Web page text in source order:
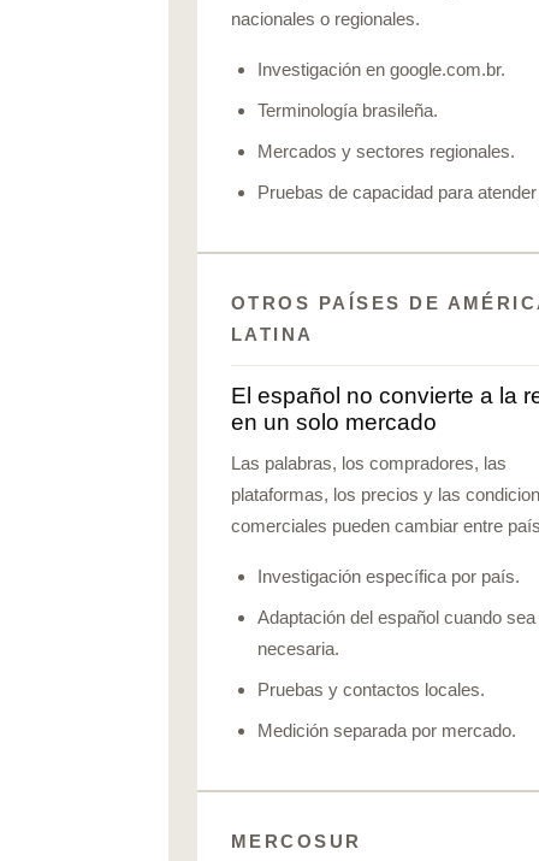
nacionales o regionales.
Investigación en google.com.br.
Terminología brasileña.
Mercados y sectores regionales.
Pruebas de capacidad para
OTROS PAÍSES DE
LATINA
El español no convierte a la
en un solo mercado
Las palabras, los compradores, las
plataformas, los precios y las
comerciales pueden cambiar entre
Investigación específica por país.
Adaptación del español cuando sea
necesaria.
Pruebas y contactos locales.
Medición separada por mercado.
MERCOSUR